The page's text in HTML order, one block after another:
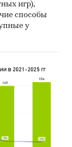
в 2024 г.
Германия,
Китай,
игр),
способы
у